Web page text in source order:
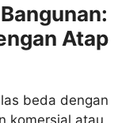
Atap
beda dengan
komersial atau